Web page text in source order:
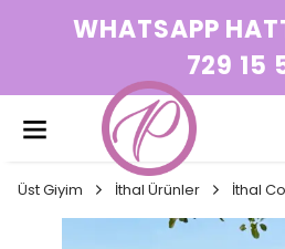
Üst Giyim İthal Ürünler İthal